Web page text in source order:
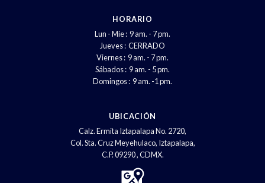
HORARIO
Lun - Mie : 9 am. - 7 pm.
Jueves : CERRADO
Viernes : 9 am. - 7 pm.
Sábados : 9 am. - 5 pm.
Domingos : 9 am. -1 pm.
UBICACIÓN
Calz. Ermita Iztapalapa No. 2720,
Col. Sta. Cruz Meyehulaco, Iztapalapa,
C.P. 09290 , CDMX.